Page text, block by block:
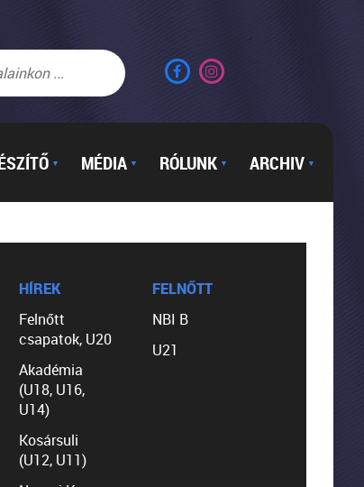
▼ MÉDIA ▼ RÓLUNK ▼ ARCHIV ▼
HÍREK
Felnőtt
csapatok, U20
Akadémia
(U18, U16,
U14)
Kosársuli
(U12, U11)
FELNŐTT
NBI B
U21